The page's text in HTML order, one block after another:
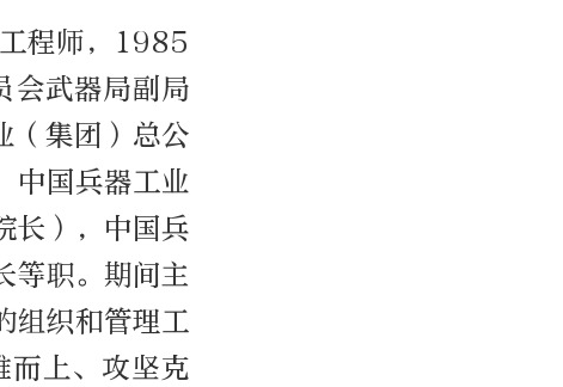
程师，1985
会武器局副局
集团）总公
中国兵器工业
长），中国兵
等职。期间主
组织和管理工
而上、攻坚克